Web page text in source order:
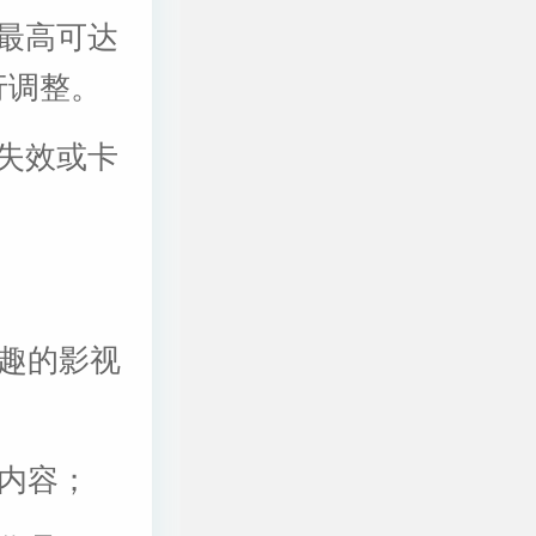
高可达
整。
效或卡
的影视
容；